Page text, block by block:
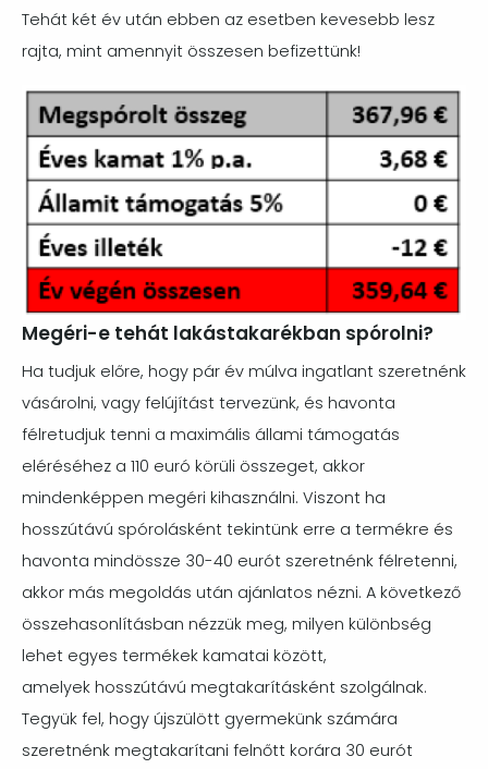
Tehát két év után ebben az esetben kevesebb lesz
rajta, mint amennyit összesen befizettünk!
Image
Megéri-e tehát lakástakarékban spórolni?
Ha tudjuk előre, hogy pár év múlva ingatlant szeretnénk
vásárolni, vagy felújítást tervezünk, és havonta
félretudjuk tenni a maximális állami támogatás
eléréséhez a 110 euró körüli összeget, akkor
mindenképpen megéri kihasználni. Viszont ha
hosszútávú spórolásként tekintünk erre a termékre és
havonta mindössze 30-40 eurót szeretnénk félretenni,
akkor más megoldás után ajánlatos nézni. A következő
összehasonlításban nézzük meg, milyen különbség
lehet egyes termékek kamatai között,
amelyek hosszútávú megtakarításként szolgálnak.
Tegyük fel, hogy újszülött gyermekünk számára
szeretnénk megtakarítani felnőtt korára 30 eurót